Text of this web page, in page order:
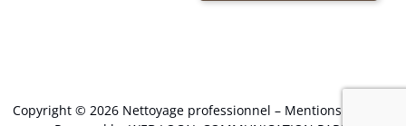
Copyright © 2026 Nettoyage professionnel – Mentions Légales